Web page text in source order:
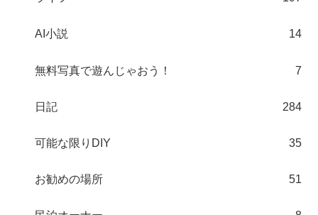
AI小説 14
無料写真で遊んじゃおう！ 7
日記 284
可能な限りDIY 35
お勧めの場所 51